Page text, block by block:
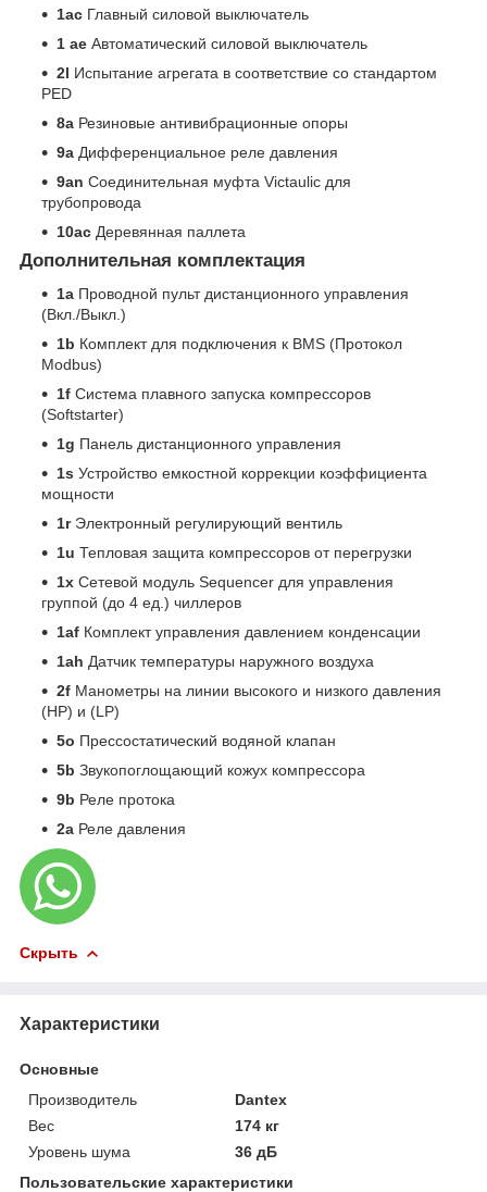
1ac Главный силовой выключатель
1 ae Автоматический силовой выключатель
2l Испытание агрегата в соответствие со стандартом
PED
8a Резиновые антивибрационные опоры
9a Дифференциальное реле давления
9an Соединительная муфта Victauliс для
трубопровода
10ac Деревянная паллета
Дополнительная комплектация
1a Проводной пульт дистанционного управления
(Вкл./Выкл.)
1b Комплект для подключения к BMS (Протокол
Modbus)
1f Система плавного запуска компрессоров
(Softstarter)
1g Панель дистанционного управления
1s Устройство емкостной коррекции коэффициента
мощности
1rЭлектронный регулирующий вентиль
1u Тепловая защита компрессоров от перегрузки
1x Сетевой модуль Sequencer для управления
группой (до 4 ед.) чиллеров
1af Комплект управления давлением конденсации
1ah Датчик температуры наружного воздуха
2f Манометры на линии высокого и низкого давления
(HP) и (LP)
5o Прессостатический водяной клапан
5b Звукопоглощающий кожух компрессора
9b Реле протока
2a Реле давления
Скрыть
Характеристики
Основные
Производитель
Dantex
Вес
174 кг
Уровень шума
36 дБ
Пользовательские характеристики